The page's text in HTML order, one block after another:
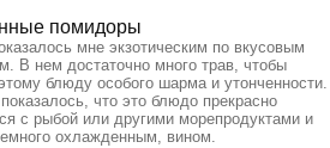
помидоры
мне экзотическим по вкусовым
В нем достаточно много трав, чтобы
блюду особого шарма и утонченности.
что это блюдо прекрасно
с рыбой или другими морепродуктами и
охлажденным, вином.